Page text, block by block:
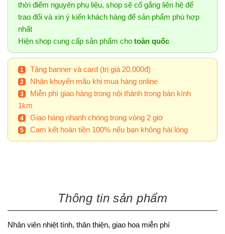
thời điểm nguyên phụ liệu, shop sẽ cố gắng liên hệ để
trao đổi và xin ý kiến khách hàng để sản phẩm phù hợp
nhất
Hiện shop cung cấp sản phẩm cho toàn quốc
Tặng banner và card (trị giá 20.000đ)
Nhận khuyến mãu khi mua hàng online
Miễn phí giao hàng trong nội thành trong bán kính
1km
Giao hàng nhanh chóng trong vòng 2 giờ
Cam kết hoàn tiền 100% nếu bạn không hài lòng
Thông tin sản phẩm
Nhân viên nhiệt tình, thân thiện, giao hoa miễn phí